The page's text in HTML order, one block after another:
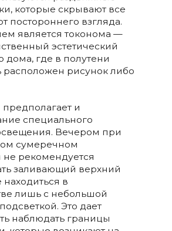
которые скрывают все
постороннего взгляда.
является токонома —
эстетический
дома, где в полутени
расположен рисунок либо
и
специального
Вечером при
сумеречном
рекомендуется
заливающий верхний
находиться в
лишь с небольшой
Это дает
наблюдать границы